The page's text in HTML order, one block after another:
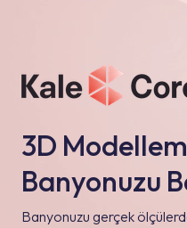
3D
Banyonuzu
Banyonuzu gerçek